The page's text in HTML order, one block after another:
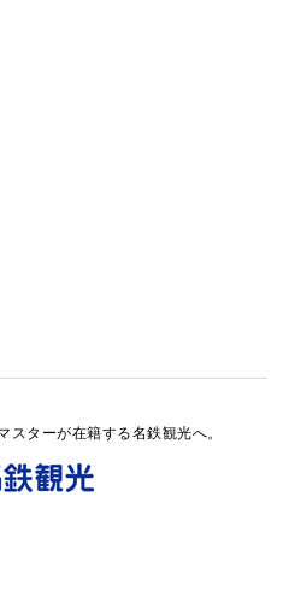
スターが在籍する名鉄観光へ。